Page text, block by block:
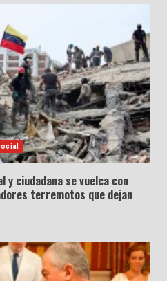
ciudadana se vuelca con
terremotos que dejan